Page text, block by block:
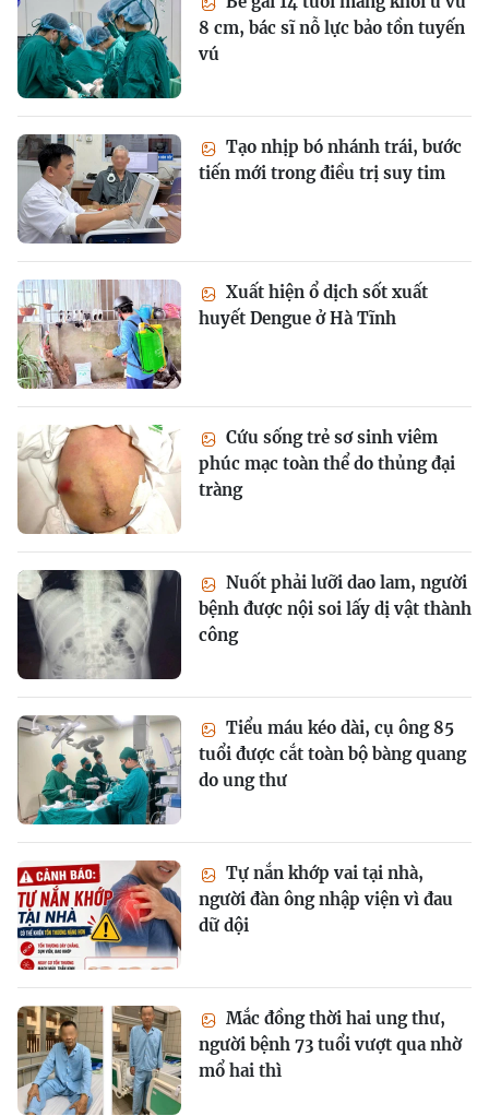
8 cm, bác sĩ nỗ lực bảo tồn tuyến
vú
Tạo nhịp bó nhánh trái, bước
tiến mới trong điều trị suy tim
Xuất hiện ổ dịch sốt xuất
huyết Dengue ở Hà Tĩnh
Cứu sống trẻ sơ sinh viêm
phúc mạc toàn thể do thủng đại
tràng
Nuốt phải lưỡi dao lam, người
bệnh được nội soi lấy dị vật thành
công
Tiểu máu kéo dài, cụ ông 85
tuổi được cắt toàn bộ bàng quang
do ung thư
Tự nắn khớp vai tại nhà,
người đàn ông nhập viện vì đau
dữ dội
Mắc đồng thời hai ung thư,
người bệnh 73 tuổi vượt qua nhờ
mổ hai thì